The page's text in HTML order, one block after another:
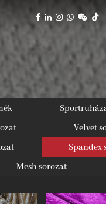

Velvet
Spandex
Mesh sorozat